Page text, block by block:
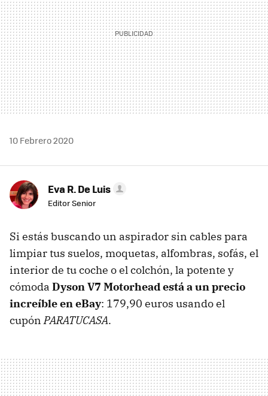
10 Febrero 2020
Eva R. De Luis
Editor Senior
Si estás buscando un aspirador sin cables para
limpiar tus suelos, moquetas, alfombras, sofás, el
interior de tu coche o el colchón, la potente y
cómoda Dyson V7 Motorhead está a un precio
increíble en eBay: 179,90 euros usando el
cupónPARATUCASA.